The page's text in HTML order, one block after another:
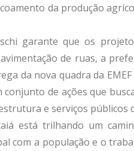
da produção
garante que os
de ruas, a
da nova quadra da
conjunto de ações que
e serviços públicos
está trilhando um
com a população e o